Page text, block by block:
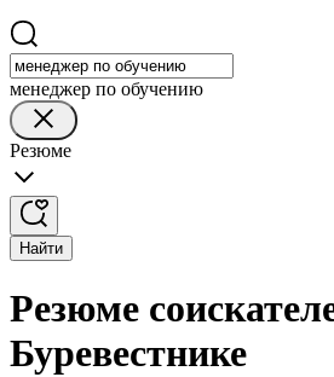
менеджер по обучению
Резюме
Найти
Резюме
Буревестнике